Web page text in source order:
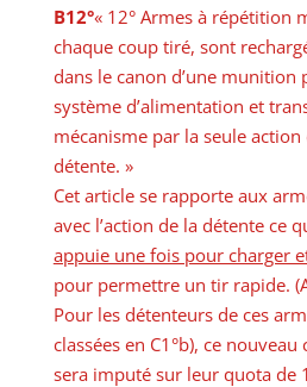
B12°« 12° Armes à répétition
chaque coup tiré, sont
dans le canon d’une munition
système d’alimentation et
mécanisme par la seule
détente. »
Cet article se rapporte aux
avec l’action de la détente ce
appuie une fois pour charger
pour permettre un tir rapide.
Pour les détenteurs de ces
classées en C1°b), ce
sera imputé sur leur quota de